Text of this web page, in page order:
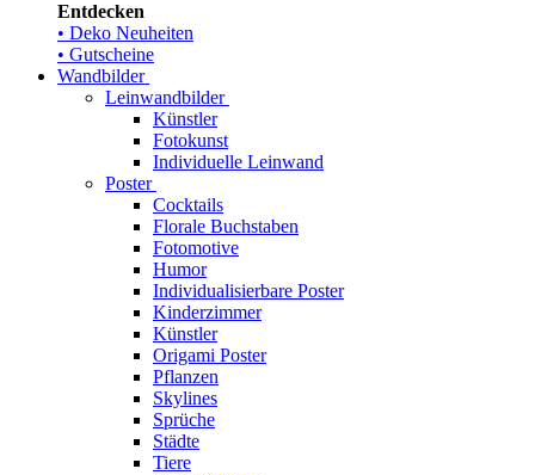
Entdecken
• Deko Neuheiten
• Gutscheine
Wandbilder
Leinwandbilder
Künstler
Fotokunst
Individuelle Leinwand
Poster
Cocktails
Florale Buchstaben
Fotomotive
Humor
Individualisierbare Poster
Kinderzimmer
Künstler
Origami Poster
Pflanzen
Skylines
Sprüche
Städte
Tiere